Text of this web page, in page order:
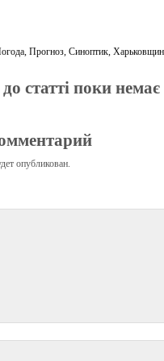
,Прогноз,Синоптик,
статті поки немає
опубликован.